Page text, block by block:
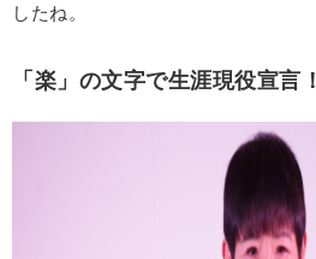
したね。
「楽」の文字で生涯現役宣言！